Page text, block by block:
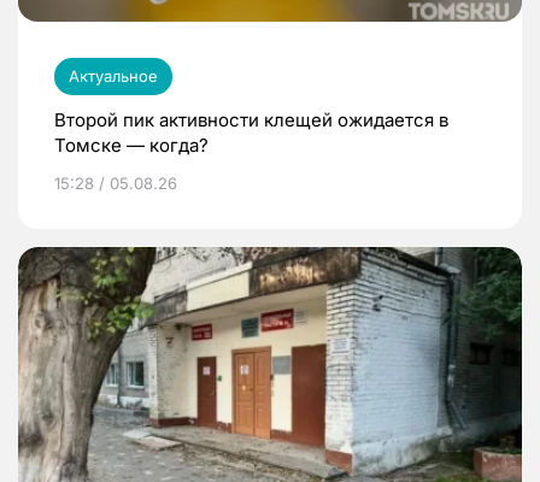
Актуальное
Второй пик активности клещей ожидается в
Томске — когда?
15:28 / 05.08.26